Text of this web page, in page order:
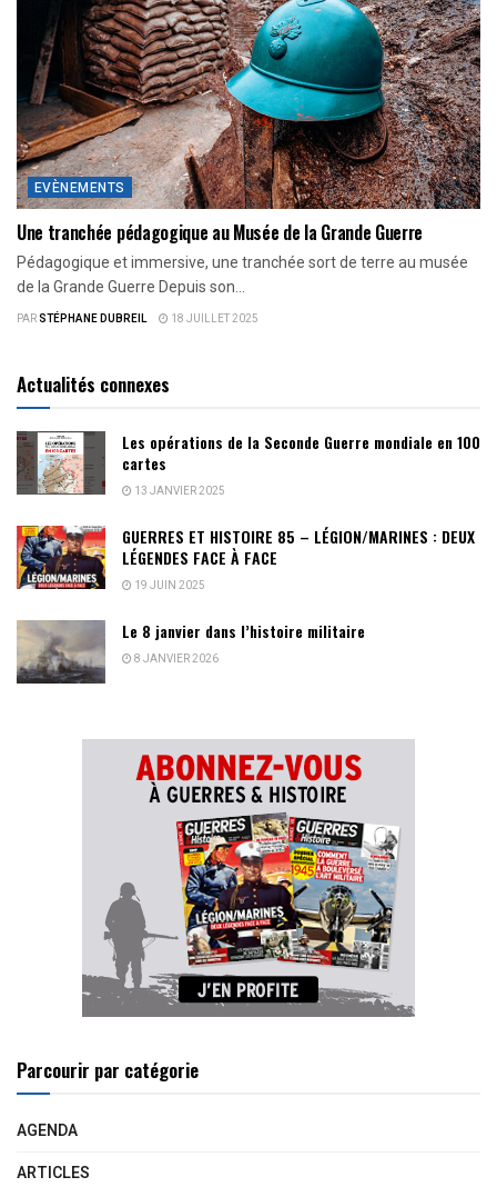
EVÈNEMENTS
Une tranchée pédagogique au Musée de la Grande Guerre
Pédagogique et immersive, une tranchée sort de terre au musée
de la Grande Guerre Depuis son...
PARSTÉPHANE DUBREIL 18 JUILLET 2025
Actualités connexes
Les opérations de la Seconde Guerre mondiale en 100
cartes
13 JANVIER 2025
GUERRES ET HISTOIRE 85 – LÉGION/MARINES : DEUX
LÉGENDES FACE À FACE
19 JUIN 2025
Le 8 janvier dans l’histoire militaire
8 JANVIER 2026
Parcourir par catégorie
AGENDA
ARTICLES